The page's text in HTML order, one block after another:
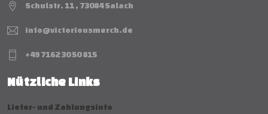
Schulstr. 11 , 73084 Salach
info@victoriousmerch.de
+49 7162 30 50 815
Nützliche Links
Liefer- und Zahlungsinfo